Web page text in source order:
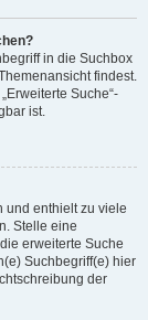
in die Suchbox
findest.
Suche“-
ist.
und enthielt zu viele
Stelle eine
erweiterte Suche
Suchbegriff(e) hier
der